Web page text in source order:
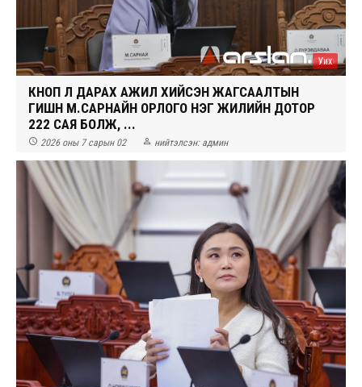
Уих
КНОП Л ДАРАХ АЖИЛ ХИЙСЭН ЖАГСААЛТЫН
ГИШҮҮН М.САРНАЙН ОРЛОГО НЭГ ЖИЛИЙН ДОТОР
222 САЯ БОЛЖ, ...
 2026 оны 7 сарын 02  нийтэлсэн: админ